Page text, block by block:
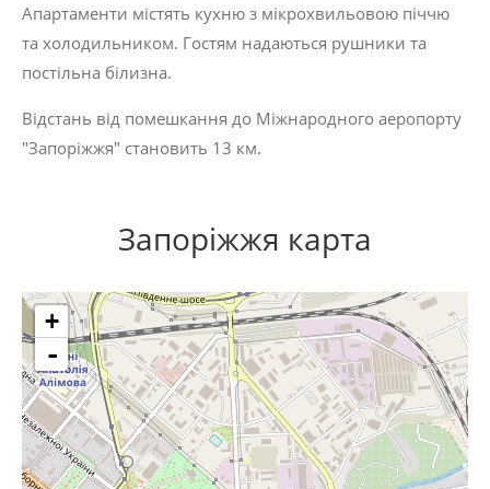
Апартаменти містять кухню з мікрохвильовою піччю
та холодильником. Гостям надаються рушники та
постільна білизна.
Відстань від помешкання до Міжнародного аеропорту
"Запоріжжя" становить 13 км.
Запоріжжя карта
+
-